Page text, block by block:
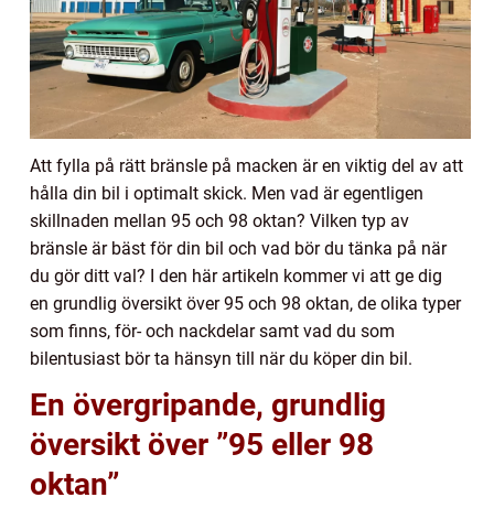
Att fylla på rätt bränsle på macken är en viktig del av att
hålla din bil i optimalt skick. Men vad är egentligen
skillnaden mellan 95 och 98 oktan? Vilken typ av
bränsle är bäst för din bil och vad bör du tänka på när
du gör ditt val? I den här artikeln kommer vi att ge dig
en grundlig översikt över 95 och 98 oktan, de olika typer
som finns, för- och nackdelar samt vad du som
bilentusiast bör ta hänsyn till när du köper din bil.
En övergripande, grundlig
översikt över ”95 eller 98
oktan”